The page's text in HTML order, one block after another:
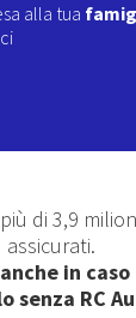
alla tua
di 3,9
assicurati.
in
senza RC